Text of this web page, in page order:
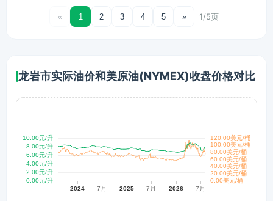
« 1 2 3 4 5 » 1/5页
龙岩市实际油价和美原油(NYMEX)收盘价格对比